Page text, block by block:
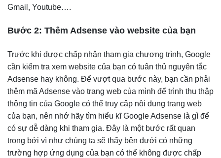
Gmail, Youtube….
Bước 2: Thêm Adsense vào website của bạn
Trước khi được chấp nhận tham gia chương trình, Google
cần kiểm tra xem website của bạn có tuân thủ nguyên tắc
Adsense hay không. Để vượt qua bước này, bạn cần phải
thêm mã Adsense vào trang web của mình để trình thu thập
thông tin của Google có thể truy cập nội dung trang web
của bạn, nên nhớ hãy tìm hiểu kĩ Google Adsense là gì để
có sự dễ dàng khi tham gia. Đây là một bước rất quan
trọng bởi vì như chúng ta sẽ thấy bên dưới có những
trường hợp ứng dụng của bạn có thể không được chấp